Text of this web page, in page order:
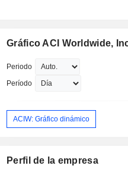
Gráfico ACI Worldwide,
Periodo
Período
ACIW: Gráfico dinámico
Perfil de la empresa